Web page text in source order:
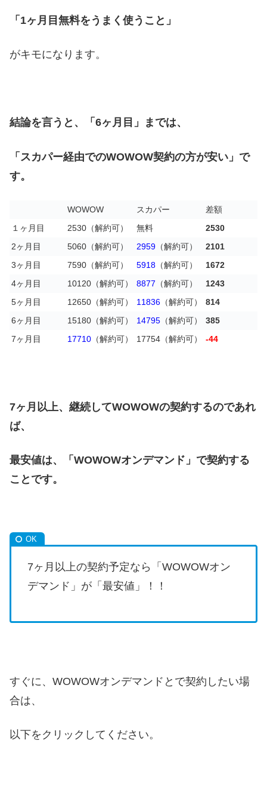
「1ヶ月目無料をうまく使うこと」
がキモになります。
結論を言うと、「6ヶ月目」までは、
「スカパー経由でのWOWOW契約の方が安い」で
す。
WOWOW スカパー
差額
１ヶ月目
2530（解約可） 無料
2530
2ヶ月目
5060（解約可） 2959 （解約可）
2101
3ヶ月目
7590（解約可） 5918 （解約可）
1672
4ヶ月目
10120（解約可） 8877 （解約可）
1243
5ヶ月目
12650（解約可） 11836 （解約可）
814
6ヶ月目
15180（解約可） 14795 （解約可）
385
7ヶ月目
17710 （解約可） 17754（解約可） -44
7ヶ月以上、継続してWOWOWの契約するのであれ
ば、
最安値は、「WOWOWオンデマンド」で契約する
ことです。
7ヶ月以上の契約予定なら「WOWOWオン
デマンド」が「最安値」！！
すぐに、WOWOWオンデマンドとで契約したい場
合は、
以下をクリックしてください。